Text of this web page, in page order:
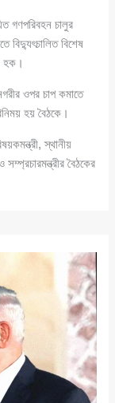
গণপরিবহন চালুর
বিদ্যুৎচালিত বিশেষ
হক।
ওপর চাপ কমাতে
হয় বৈঠকে।
স্থানীয়
সম্প্রচারমন্ত্রীর বৈঠকের